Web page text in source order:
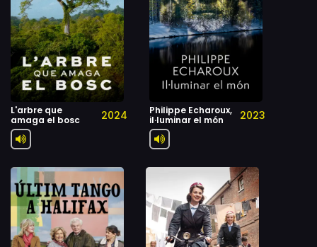
L'arbre que
amaga el bosc
2024
Philippe Echaroux,
il·luminar el món
2023